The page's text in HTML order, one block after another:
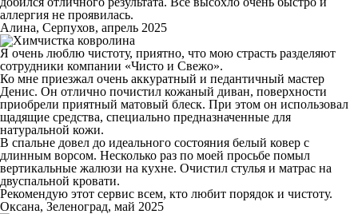
аллергия не проявилась.
Алина, Серпухов, апрель 2025
Я очень люблю чистоту, приятно, что мою страсть разделяют
сотрудники компании «Чисто и Свежо».
Ко мне приезжал очень аккуратный и педантичный мастер
Денис. Он отлично почистил кожаный диван, поверхности
приобрели приятный матовый блеск. При этом он использовал
щадящие средства, специально предназначенные для
натуральной кожи.
В спальне довел до идеального состояния белый ковер с
длинным ворсом. Несколько раз по моей просьбе помыл
вертикальные жалюзи на кухне. Очистил стулья и матрас на
двуспальной кровати.
Рекомендую этот сервис всем, кто любит порядок и чистоту.
Оксана, Зеленоград, май 2025